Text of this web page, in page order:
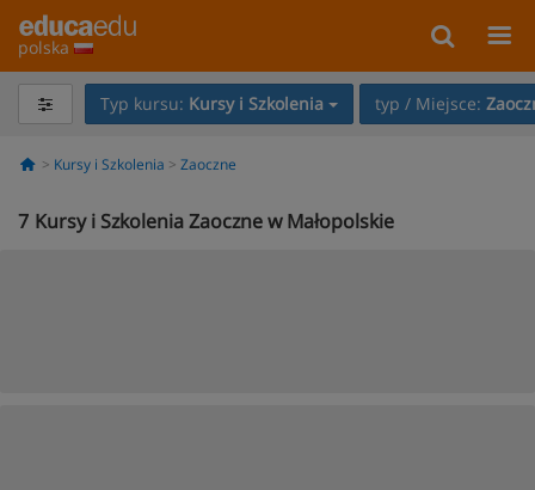
polska
Typ kursu: Kursy i Szkolenia typ / Miejsce:
Kursy i Szkolenia Zaoczne
7 Kursy i Szkolenia Zaoczne w Małopolskie